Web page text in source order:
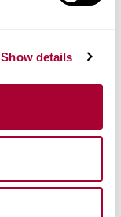
Show details